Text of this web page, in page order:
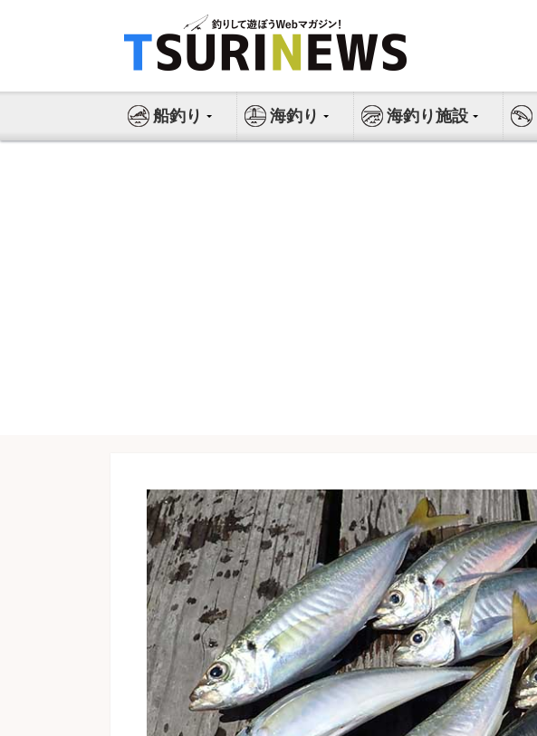
ス
船釣り 海釣り 海釣り施設